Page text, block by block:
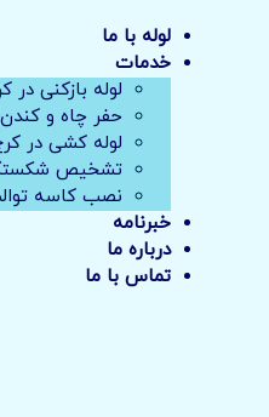
لوله با ما
خدمات
لوله بازکنی در
حفر چاه و
لوله کشی در
تشخیص
نصب کاسه
خبرنامه
درباره ما
تماس با ما